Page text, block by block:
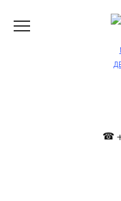
содержанию